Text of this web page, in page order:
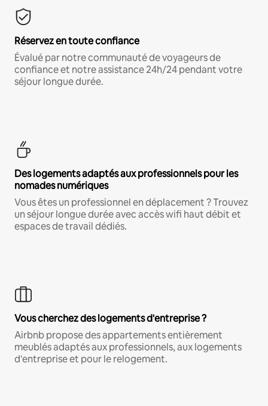
Réservez en toute confiance
Évalué par notre communauté de voyageurs de
confiance et notre assistance 24h/24 pendant votre
séjour longue durée.
Des logements adaptés aux professionnels pour les
nomades numériques
Vous êtes un professionnel en déplacement ? Trouvez
un séjour longue durée avec accès wifi haut débit et
espaces de travail dédiés.
Vous cherchez des logements d'entreprise ?
Airbnb propose des appartements entièrement
meublés adaptés aux professionnels, aux logements
d'entreprise et pour le relogement.